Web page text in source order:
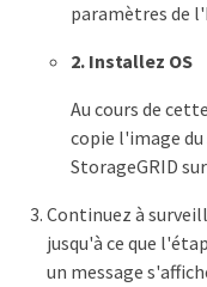
paramètres de
2. Installez OS
Au cours de
copie l'image
StorageGRID
Continuez à
jusqu'à ce que
un message